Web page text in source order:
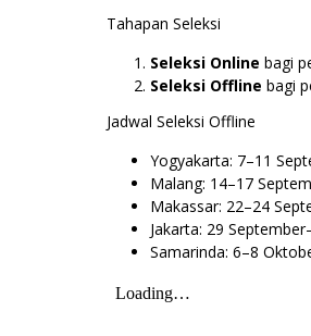
Tahapan Seleksi
Seleksi Online bagi
Seleksi Offline bagi
Jadwal Seleksi Offline
Yogyakarta: 7–11
Malang: 14–17
Makassar: 22–24
Jakarta: 29
Samarinda: 6–8